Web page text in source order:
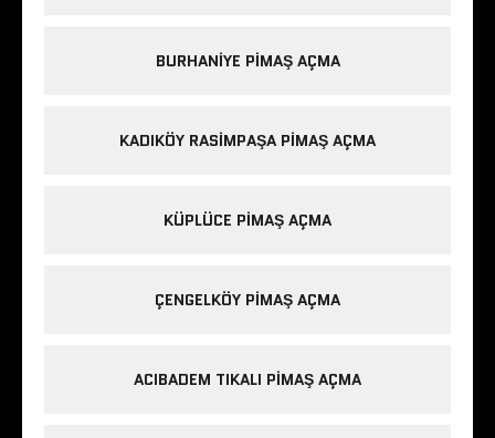
BURHANIYE PIMAŞ AÇMA
KADIKÖY RASIMPAŞA PIMAŞ AÇMA
KÜPLÜCE PIMAŞ AÇMA
ÇENGELKÖY PIMAŞ AÇMA
ACIBADEM TIKALI PIMAŞ AÇMA